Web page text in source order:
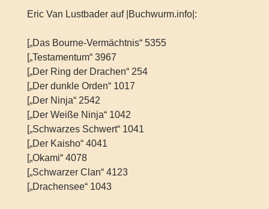
Eric Van Lustbader auf |Buchwurm.info|:
[„Das Bourne-Vermächtnis“ 5355
[„Testamentum“ 3967
[„Der Ring der Drachen“ 254
[„Der dunkle Orden“ 1017
[„Der Ninja“ 2542
[„Der Weiße Ninja“ 1042
[„Schwarzes Schwert“ 1041
[„Der Kaisho“ 4041
[„Okami“ 4078
[„Schwarzer Clan“ 4123
[„Drachensee“ 1043